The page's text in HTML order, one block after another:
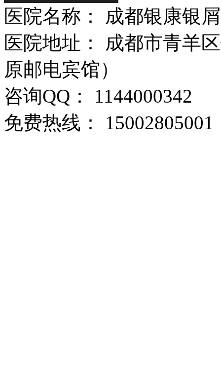
医院名称： 成都银康银
医院地址： 成都市青羊
原邮电宾馆）
咨询QQ： 1144000342
免费热线： 15002805001